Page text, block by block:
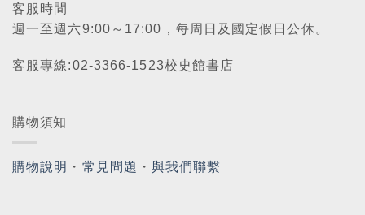
客服時間
週一至週六9:00～17:00，每周日及國定假日公休。
客服專線:02-3366-1523校史館書店
購物須知
購物說明 ・ 常見問題 ・與我們聯繫